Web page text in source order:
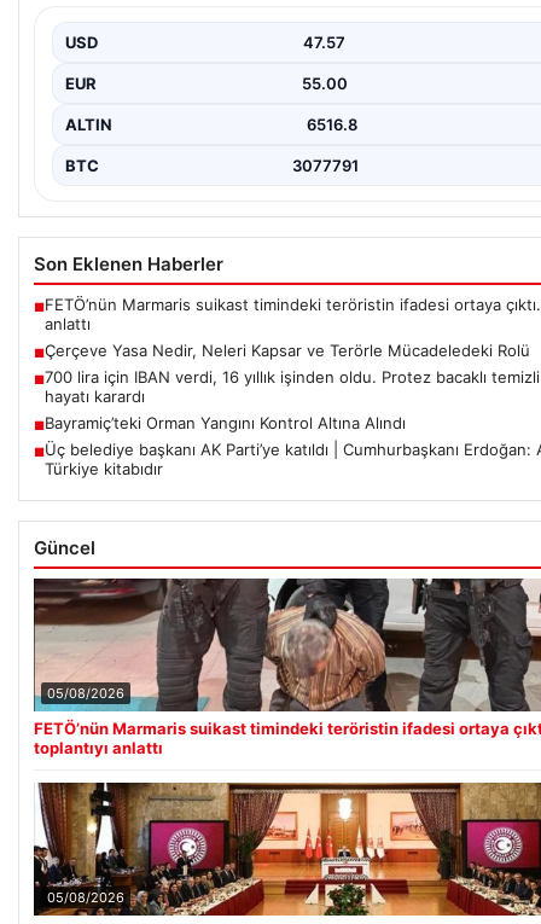
temel olarak toplumsal…
USD 47.57
EUR 55.00
ALTIN 6516.8
BTC 3077791
Son Eklenen Haberler
■FETÖ’nün Marmaris suikast timindeki teröristin ifadesi ortaya
anlattı
■Çerçeve Yasa Nedir, Neleri Kapsar ve Terörle Mücadeledeki Rolü
■700 lira için IBAN verdi, 16 yıllık işinden oldu. Protez bacaklı
hayatı karardı
■Bayramiç’teki Orman Yangını Kontrol Altına Alındı
■Üç belediye başkanı AK Parti’ye katıldı | Cumhurbaşkanı Erdoğan:
Türkiye kitabıdır
Güncel
05/08/2026
FETÖ’nün Marmaris suikast timindeki teröristin ifadesi ortaya
toplantıyı anlattı
05/08/2026